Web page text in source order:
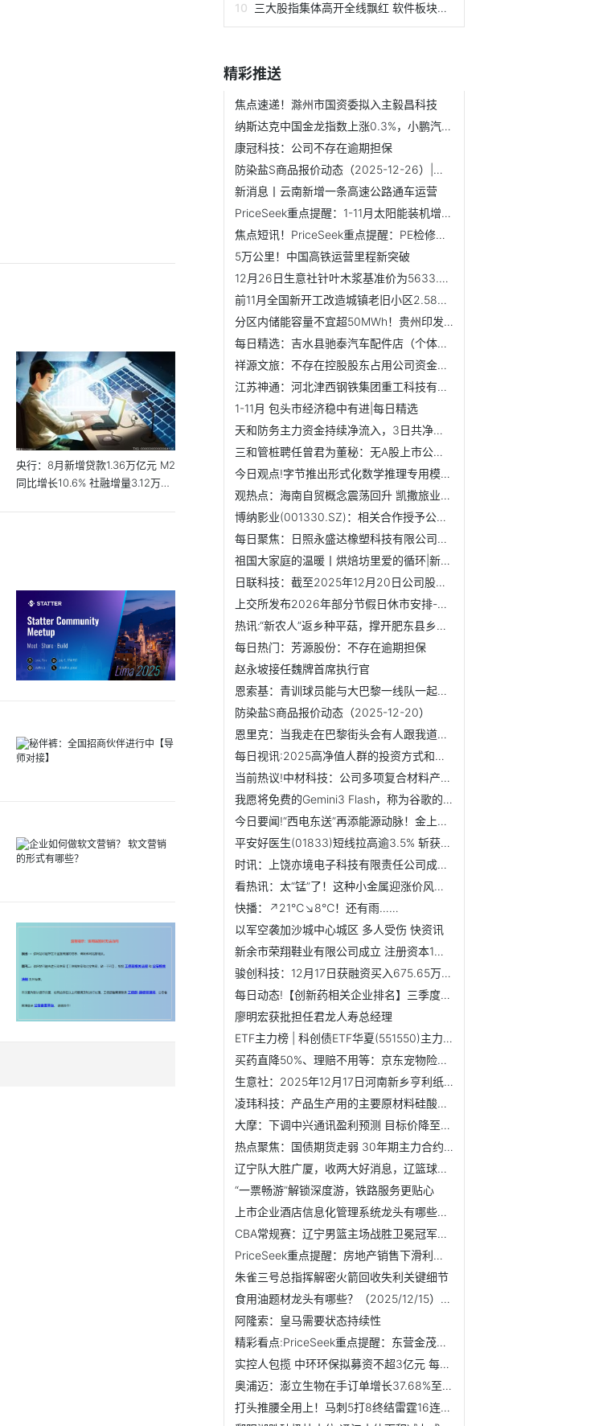
央行：8月新增贷款1.36万亿元 M2
同比增长10.6% 社融增量3.12万亿
三大股指集体高开全线飘红 软件板块表现抢眼
精彩推送
焦点速递！滁州市国资委拟入主毅昌科技
纳斯达克中国金龙指数上涨0.3%，小鹏汽车(XPEV.N)涨超5%，蔚...
康冠科技：公司不存在逾期担保
防染盐S商品报价动态（2025-12-26）|焦点消息
新消息丨云南新增一条高速公路通车运营
PriceSeek重点提醒：1-11月太阳能装机增41.9%利好多晶硅
焦点短讯！PriceSeek重点提醒：PE检修损失增加推高价格
5万公里！中国高铁运营里程新突破
12月26日生意社针叶木浆基准价为5633.33元/吨
前11月全国新开工改造城镇老旧小区2.58万个
分区内储能容量不宜超50MWh！贵州印发预制舱式电化学储能电站...
每日精选：吉水县驰泰汽车配件店（个体工商户）成立 注册资...
祥源文旅：不存在控股股东占用公司资金情况_每日观点
江苏神通：河北津西钢铁集团重工科技有限公司及其一致行动人...
1-11月 包头市经济稳中有进|每日精选
天和防务主力资金持续净流入，3日共净流入6151.68万元 最资讯
三和管桩聘任曾君为董秘：无A股上市公司董秘工作经验
今日观点!字节推出形式化数学推理专用模型Seed Prover 1.5
观热点：海南自贸概念震荡回升 凯撒旅业直线拉升触及涨停
博纳影业(001330.SZ)：相关合作授予公司《阿凡达3》的投资收...
每日聚焦：日照永盛达橡塑科技有限公司成立 注册资本10万人民币
祖国大家庭的温暖丨烘焙坊里爱的循环|新资讯
日联科技：截至2025年12月20日公司股东户数为9257户|今头条
上交所发布2026年部分节假日休市安排-每日看点
热讯:“新农人”返乡种平菇，撑开肥东县乡村振兴“致富伞”
每日热门：芳源股份：不存在逾期担保
赵永坡接任魏牌首席执行官
恩索基：青训球员能与大巴黎一线队一起比赛很棒，这能激励人-...
防染盐S商品报价动态（2025-12-20）
恩里克：当我走在巴黎街头会有人跟我道谢，这真的不可思议
每日视讯:2025高净值人群的投资方式和养老方式有了什么变化？
当前热议!中材科技：公司多项复合材料产品应用于航天领域
我愿将免费的Gemini3 Flash，称为谷歌的无解阳谋 当前信息
今日要闻!“西电东送”再添能源动脉！金上——湖北特高压工程...
平安好医生(01833)短线拉高逾3.5% 斩获职场健康试点授牌 居...
时讯：上饶亦境电子科技有限责任公司成立 注册资本10万人民币
看热讯：太“锰”了！这种小金属迎涨价风暴，连涨13天，创出...
快播：↗21℃↘8℃！还有雨……
以军空袭加沙城中心城区 多人受伤 快资讯
新余市荣翔鞋业有限公司成立 注册资本1万人民币
骏创科技：12月17日获融资买入675.65万元-当前看点
每日动态!【创新药相关企业排名】三季度营收排行榜一览
廖明宏获批担任君龙人寿总经理
ETF主力榜 | 科创债ETF华夏(551550)主力资金净流入11.29亿...
买药直降50%、理赔不用等：京东宠物险升级“医+药+险”一站式...
生意社：2025年12月17日河南新乡亨利纸业废纸收购价格下调
凌玮科技：产品生产用的主要原材料硅酸钠属于大宗商品
大摩：下调中兴通讯盈利预测 目标价降至31.5港元
热点聚焦：国债期货走弱 30年期主力合约跌超0.2%
辽宁队大胜广厦，收两大好消息，辽篮球迷彻底忘了张镇麟-播报
“一票畅游”解锁深度游，铁路服务更贴心
上市企业酒店信息化管理系统龙头有哪些？（12月16日）_即时看
CBA常规赛：辽宁男篮主场战胜卫冕冠军浙江男篮 速看料
PriceSeek重点提醒：房地产销售下滑利空焦炭|焦点短讯
朱雀三号总指挥解密火箭回收失利关键细节
食用油题材龙头有哪些？（2025/12/15）-今日快讯
阿隆索：皇马需要状态持续性
精彩看点:PriceSeek重点提醒：东营金茂苯胺价格上调利好
实控人包揽 中环环保拟募资不超3亿元 每日头条
奥浦迈：澎立生物在手订单增长37.68%至2.52亿元
打头推腰全用上！马刺5打8终结雷霆16连胜，9分钟被吹11犯也能赢